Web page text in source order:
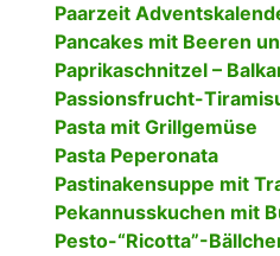
Paarzeit
Pancakes mit Beeren
Paprikaschnitzel –
Passionsfrucht-
Pasta mit Grillgemüse
Pasta Peperonata
Pastinakensuppe mit
Pekannusskuchen mit
Pesto-“Ricotta”-